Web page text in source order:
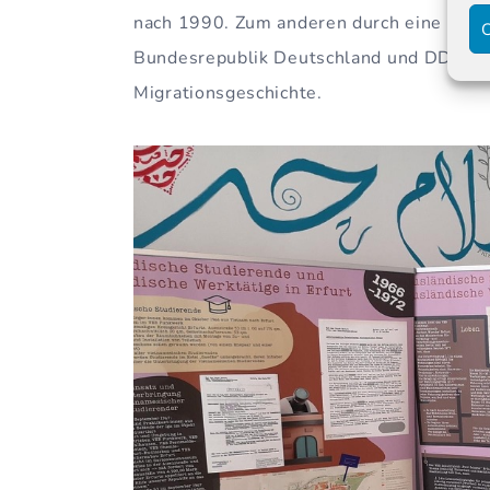
nach 1990. Zum anderen durch eine
Bundesrepublik Deutschland und DDR
Migrationsgeschichte.